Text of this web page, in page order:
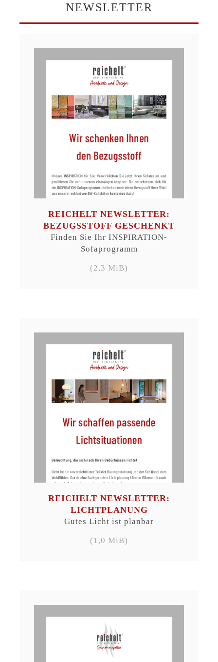
NEWSLETTER
REICHELT NEWSLETTER:
BEZUGSSTOFF GESCHENKT
Finden Sie Ihr INSPIRATION-
Sofaprogramm
(2,3 MiB)
REICHELT NEWSLETTER:
LICHTPLANUNG
Gutes Licht ist planbar
(1,0 MiB)